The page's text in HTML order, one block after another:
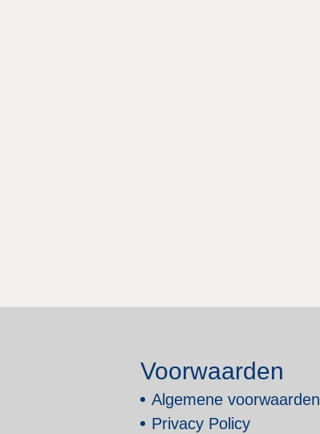
Voorwaarden
Algemene voorwaarden
Privacy Policy